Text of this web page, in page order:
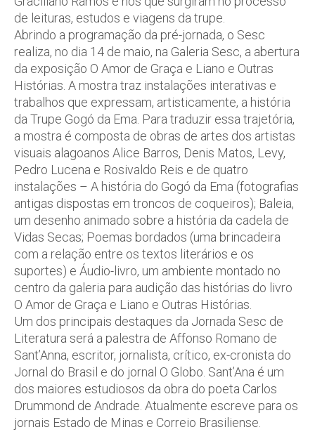
de leituras, estudos e viagens da trupe.
Abrindo a programação da pré-jornada, o Sesc
realiza, no dia 14 de maio, na Galeria Sesc, a abertura
da exposição O Amor de Graça e Liano e Outras
Histórias. A mostra traz instalações interativas e
trabalhos que expressam, artisticamente, a história
da Trupe Gogó da Ema. Para traduzir essa trajetória,
a mostra é composta de obras de artes dos artistas
visuais alagoanos Alice Barros, Denis Matos, Levy,
Pedro Lucena e Rosivaldo Reis e de quatro
instalações – A história do Gogó da Ema (fotografias
antigas dispostas em troncos de coqueiros); Baleia,
um desenho animado sobre a história da cadela de
Vidas Secas; Poemas bordados (uma brincadeira
com a relação entre os textos literários e os
suportes) e Áudio-livro, um ambiente montado no
centro da galeria para audição das histórias do livro
O Amor de Graça e Liano e Outras Histórias.
Um dos principais destaques da Jornada Sesc de
Literatura será a palestra de Affonso Romano de
Sant’Anna, escritor, jornalista, crítico, ex-cronista do
Jornal do Brasil e do jornal O Globo. Sant’Ana é um
dos maiores estudiosos da obra do poeta Carlos
Drummond de Andrade. Atualmente escreve para os
jornais Estado de Minas e Correio Brasiliense.